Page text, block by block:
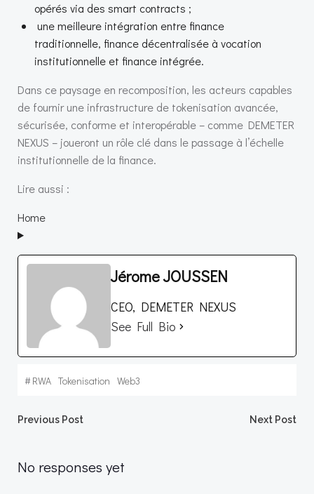
opérés via des smart contracts ;
une meilleure intégration entre finance
traditionnelle, finance décentralisée à vocation
institutionnelle et finance intégrée.
Dans ce paysage en recomposition, les acteurs capables
de fournir une infrastructure de tokenisation avancée,
sécurisée, conforme et interopérable – comme DEMETER
NEXUS – joueront un rôle clé dans le passage à l’échelle
institutionnelle de la finance.
Lire aussi :
Home
Jérome JOUSSEN
CEO, DEMETER NEXUS
See Full Bio
#RWA Tokenisation Web3
Post
navigation
Previous Post Next Post
No responses yet